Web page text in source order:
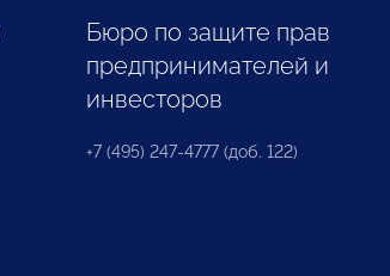
Бюро по защите прав
предпринимателей и
инвесторов
+7 (495) 247-4777 (доб. 122)